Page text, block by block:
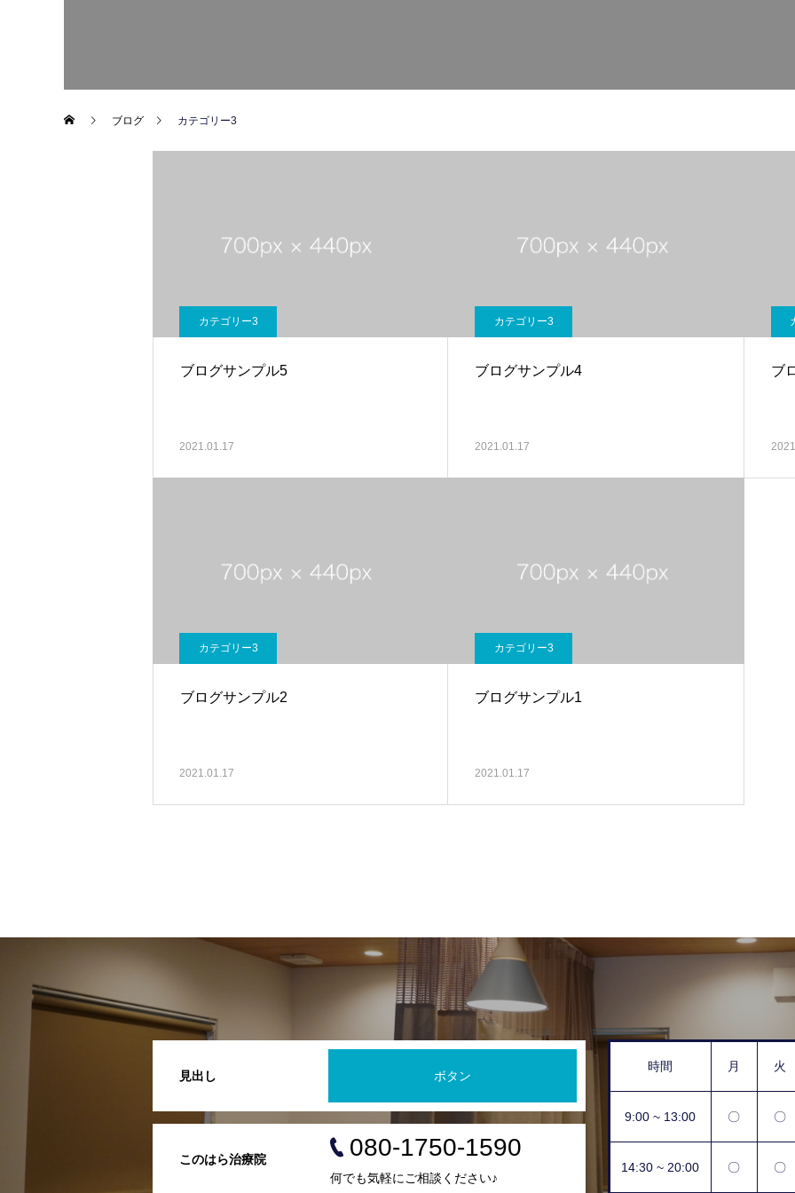
ブログ カテゴリー3
カテゴリー3
ブログサンプル5
2021.01.17
カテゴリー3
ブログサンプル4
2021.01.17
ブ
カテゴリー3
ブログサンプル2
2021.01.17
カテゴリー3
ブログサンプル1
2021.01.17
見出し ボタン
このはら治療院 080-1750-1590
何でも気軽にご相談ください♪
時間 月 火
9:00 ~ 13:00 〇 〇
14:30 ~ 20:00 〇 〇